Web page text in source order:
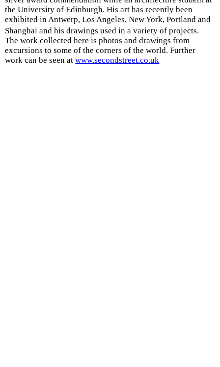
the University of Edinburgh. His art has recently been
exhibited in Antwerp, Los Angeles, New York, Portland and
Shanghai and his drawings used in a variety of projects.
The work collected here is photos and drawings from
excursions to some of the corners of the world. Further
work can be seen atwww.secondstreet.co.uk